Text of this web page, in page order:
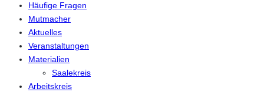
Häufige Fragen
Mutmacher
Aktuelles
Veranstaltungen
Materialien
Saalekreis
Arbeitskreis